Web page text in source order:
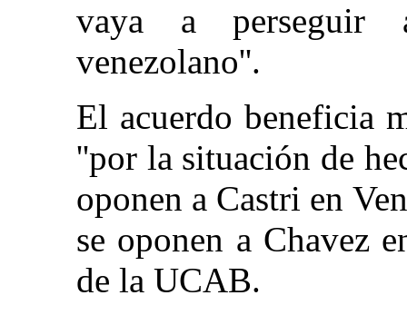
vaya a perseguir
venezolano''.
El acuerdo beneficia
''por la situación de
oponen a Castri en
se oponen a Chavez
de la UCAB.